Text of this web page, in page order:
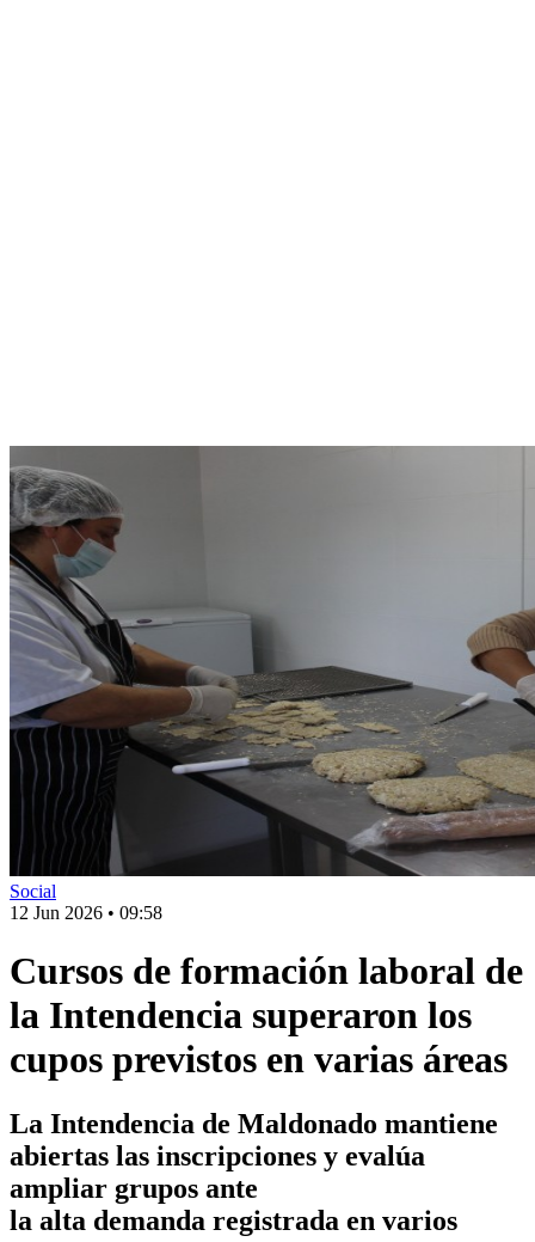
Social
12 Jun 2026 • 09:58
Cursos de formación laboral de
la Intendencia superaron los
cupos previstos en varias áreas
La Intendencia de Maldonado mantiene
abiertas las inscripciones y evalúa
ampliar grupos ante
la alta demanda registrada en varios